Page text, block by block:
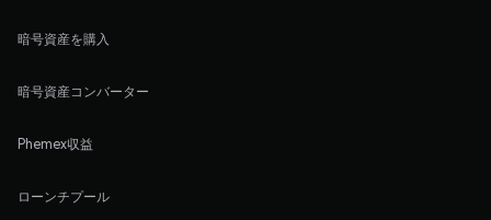
暗号資産を購入
暗号資産コンバーター
Phemex収益
ローンチプール